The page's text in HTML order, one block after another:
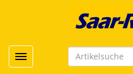
Toggle navigation